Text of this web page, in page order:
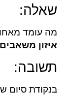
שאלה:
מה עומד
איזון משאבים
תשובה:
בנקודת סיום